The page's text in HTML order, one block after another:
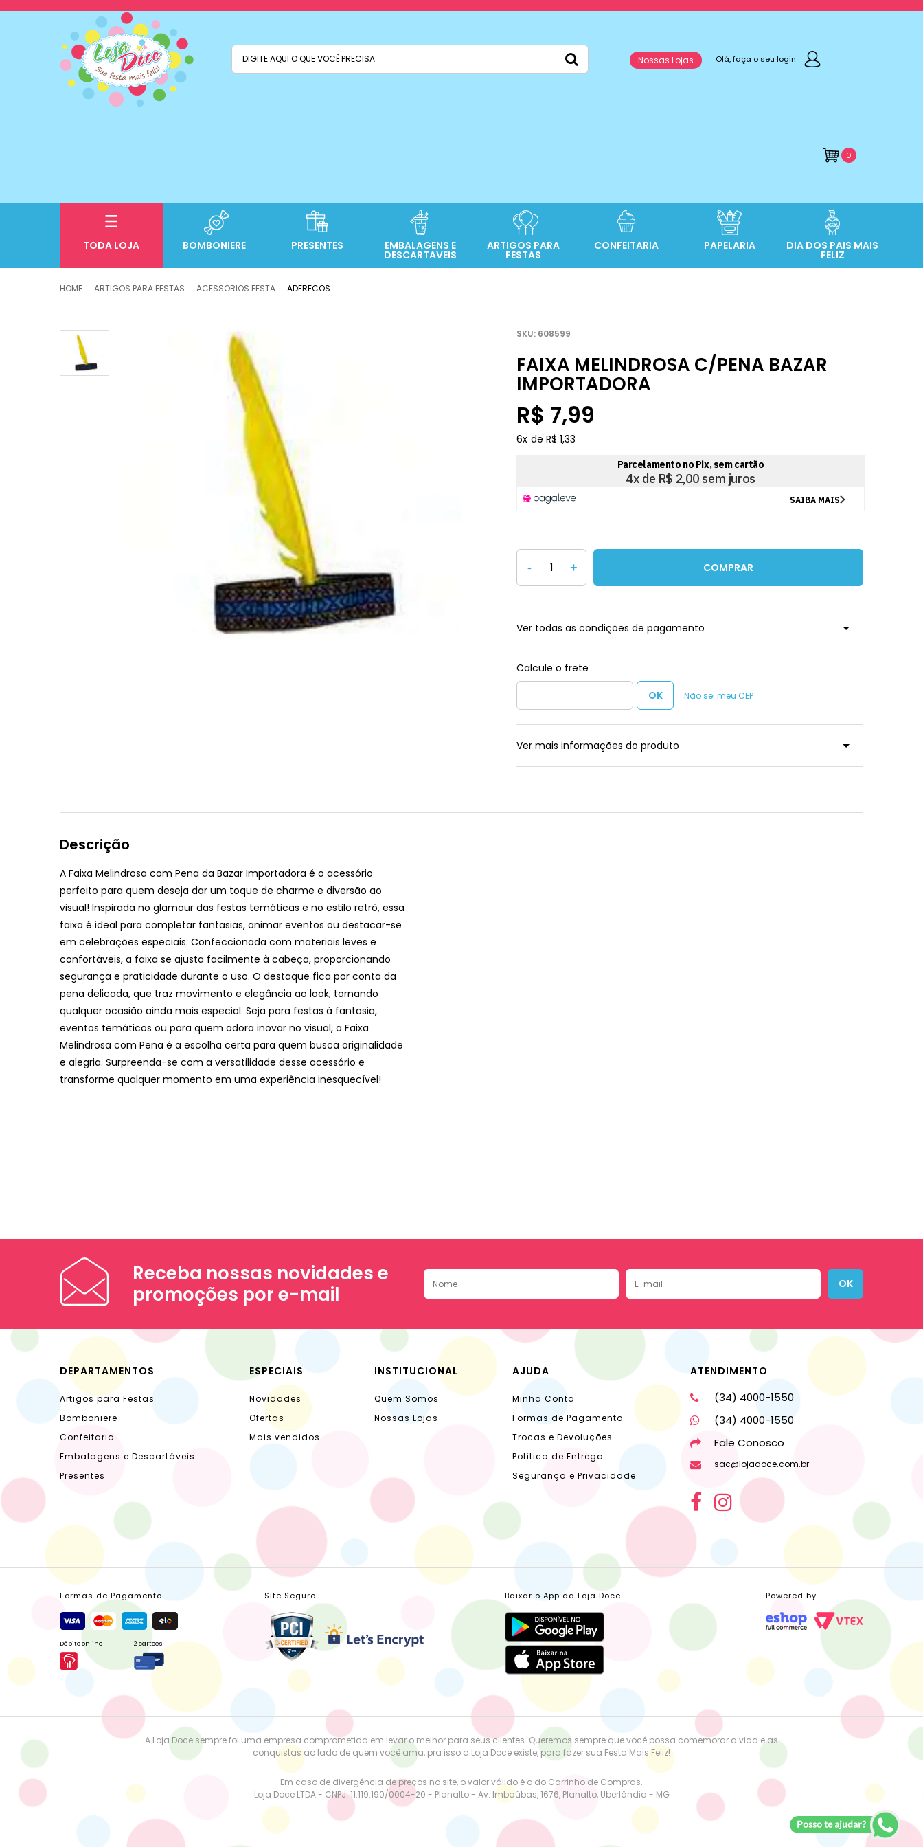
Nossas Lojas Olá, faça o seu login
0
TODA LOJA BOMBONIERE PRESENTES EMBALAGENS E
DESCARTAVEIS
ARTIGOS PARA
FESTAS
CONFEITARIA PAPELARIA DIA DOS PAIS MAIS
FELIZ
ARTIGOS PARA FESTAS ACESSORIOS FESTA ADERECOS
608599
FAIXA MELINDROSA C/PENA BAZAR
IMPORTADORA
R$ 7,99
6x R$ 1,33
- + COMPRAR
Ver todas as condições de pagamento
Não sei meu CEP
Ver mais informações do produto
Descrição
A Faixa Melindrosa com Pena da Bazar Importadora é o acessório
perfeito para quem deseja dar um toque de charme e diversão ao
visual! Inspirada no glamour das festas temáticas e no estilo retrô, essa
faixa é ideal para completar fantasias, animar eventos ou destacar-se
em celebrações especiais. Confeccionada com materiais leves e
confortáveis, a faixa se ajusta facilmente à cabeça, proporcionando
segurança e praticidade durante o uso. O destaque fica por conta da
pena delicada, que traz movimento e elegância ao look, tornando
qualquer ocasião ainda mais especial. Seja para festas à fantasia,
eventos temáticos ou para quem adora inovar no visual, a Faixa
Melindrosa com Pena é a escolha certa para quem busca originalidade
e alegria. Surpreenda-se com a versatilidade desse acessório e
transforme qualquer momento em uma experiência inesquecível!
Receba nossas novidades e
promoções por e-mail
OK
DEPARTAMENTOS
Artigos para Festas
Bomboniere
Confeitaria
Embalagens e Descartáveis
Presentes
ESPECIAIS
Novidades
Ofertas
Mais vendidos
INSTITUCIONAL
Quem Somos
Nossas Lojas
AJUDA
Minha Conta
Formas de Pagamento
Trocas e Devoluções
Política de Entrega
Segurança e Privacidade
ATENDIMENTO
(34) 4000-1550
(34) 4000-1550
Fale Conosco
sac@lojadoce.com.br
Formas de Pagamento
Débito online 2 cartões
Site Seguro Baixar o App da Loja Doce Powered by
A Loja Doce sempre foi uma empresa comprometida em levar o melhor para seus clientes. Queremos sempre que você possa comemorar a vida e as
conquistas ao lado de quem você ama, pra isso a Loja Doce existe, para fazer sua Festa Mais Feliz!
Em caso de divergência de preços no site, o valor válido é o do Carrinho de Compras.
Loja Doce LTDA - CNPJ: 11.119.190/0004-20 - Planalto - Av. Imbaúbas, 1676, Planalto, Uberlândia - MG